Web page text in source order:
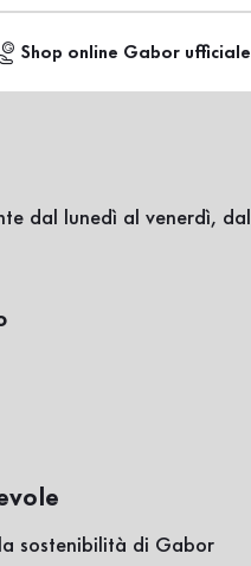
Shop online Gabor ufficiale
dal lunedì al venerdì,
sostenibilità di Gabor